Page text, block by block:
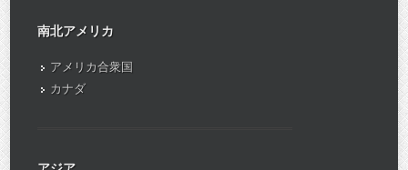
南北アメリカ
アメリカ合衆国
カナダ